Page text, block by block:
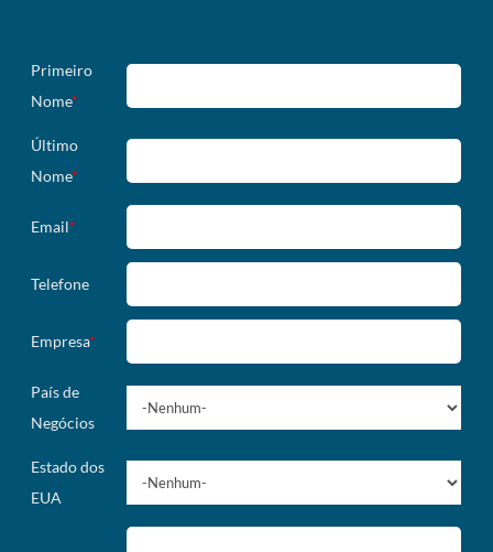
Primeiro
Nome*
Último
Nome*
Email*
Telefone
Empresa*
País de
Negócios
Estado dos
EUA